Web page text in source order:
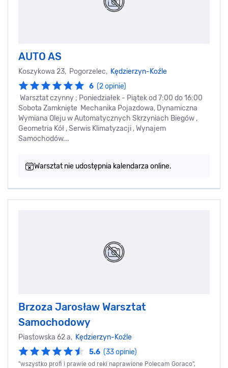
AUTO AS
Koszykowa 23, Pogorzelec, Kędzierzyn-Koźle
6 (2 opinie)
Warsztat czynny ; Poniedziałek - Piątek od 7:00 do 16:00
Sobota Zamknięte Mechanika Pojazdowa, Dynamiczna
Wymiana Oleju w Automatycznych Skrzyniach Biegów ,
Geometria Kół , Serwis Klimatyzacji , Wynajem
Samochodów...
Warsztat nie udostępnia kalendarza online.
Brzoza Jarosław Warsztat
Samochodowy
Piastowska 62 a, Kędzierzyn-Koźle
5.6 (33 opinie)
"wszystko profi i prawie od reki naprawione Polecam Goraco",